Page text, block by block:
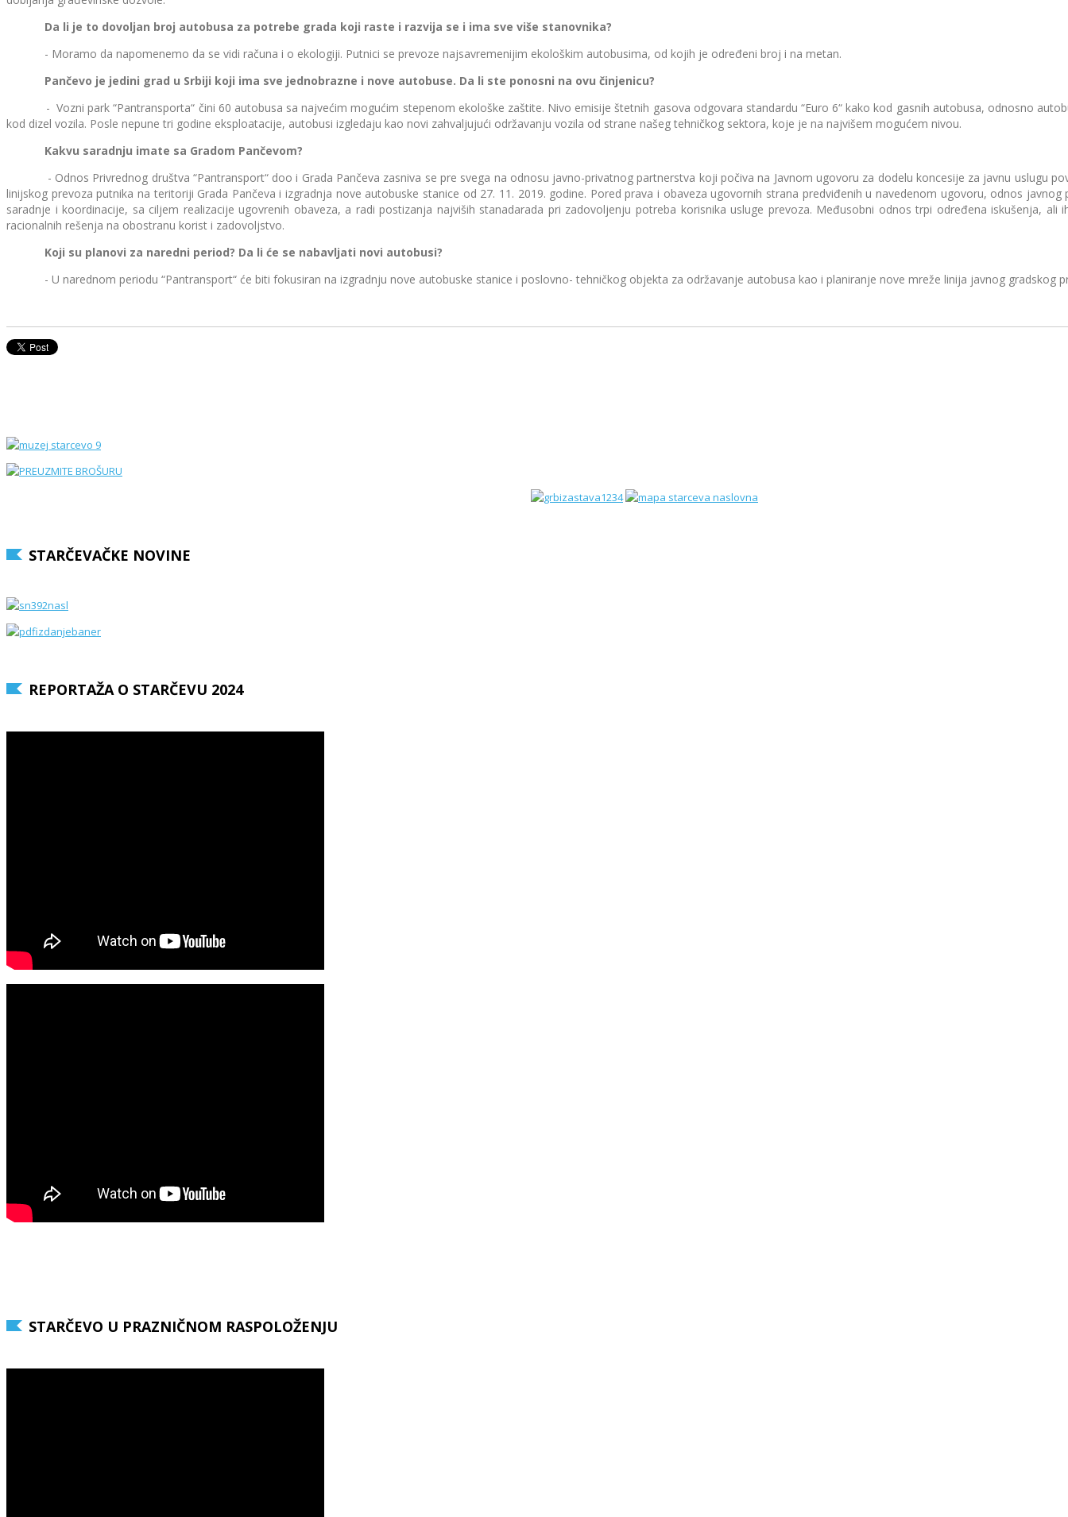
Da li je to dovoljan broj autobusa za potrebe grada koji raste i razvija se i ima sve više stanovnika?
- Moramo da napomenemo da se vidi računa i o ekologiji. Putnici se prevoze najsavremenijim ekološkim autobusima, od kojih je određeni broj i na metan.
Pančevo je jedini grad u Srbiji koji ima sve jednobrazne i nove autobuse. Da li ste ponosni na ovu činjenicu?
- Vozni park “Pantransporta“ čini 60 autobusa sa najvećim mogućim stepenom ekološke zaštite. Nivo emisije štetnih gasova odgovara standardu “Euro 6“ kako kod gasnih autobusa, odnosno
kod dizel vozila. Posle nepune tri godine eksploatacije, autobusi izgledaju kao novi zahvaljujući održavanju vozila od strane našeg tehničkog sektora, koje je na najvišem mogućem nivou.
Kakvu saradnju imate sa Gradom Pančevom?
- Odnos Privrednog društva “Pantransport“ doo i Grada Pančeva zasniva se pre svega na odnosu javno-privatnog partnerstva koji počiva na Javnom ugovoru za dodelu koncesije za javnu uslugu
linijskog prevoza putnika na teritoriji Grada Pančeva i izgradnja nove autobuske stanice od 27. 11. 2019. godine. Pored prava i obaveza ugovornih strana predviđenih u navedenom ugovoru, odnos
saradnje i koordinacije, sa ciljem realizacije ugovrenih obaveza, a radi postizanja najviših stanadarada pri zadovoljenju potreba korisnika usluge prevoza. Međusobni odnos trpi određena iskušenja, ali
racionalnih rešenja na obostranu korist i zadovoljstvo.
Koji su planovi za naredni period? Da li će se nabavljati novi autobusi?
- U narednom periodu “Pantransport“ će biti fokusiran na izgradnju nove autobuske stanice i poslovno- tehničkog objekta za održavanje autobusa kao i planiranje nove mreže linija javnog gradskog
STARČEVAČKE NOVINE
REPORTAŽA O STARČEVU 2024
STARČEVO U PRAZNIČNOM RASPOLOŽENJU